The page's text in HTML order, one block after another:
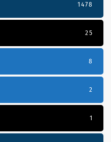
1478
25
8
2
1